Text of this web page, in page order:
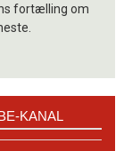
fortælling om
KANAL